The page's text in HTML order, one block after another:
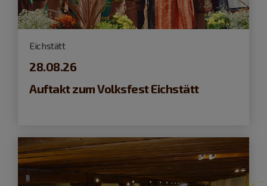
Eichstätt
28.08.26
Auftakt zum Volksfest Eichstätt